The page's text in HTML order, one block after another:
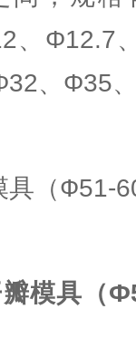
、Φ12.7
、Φ35
模具（